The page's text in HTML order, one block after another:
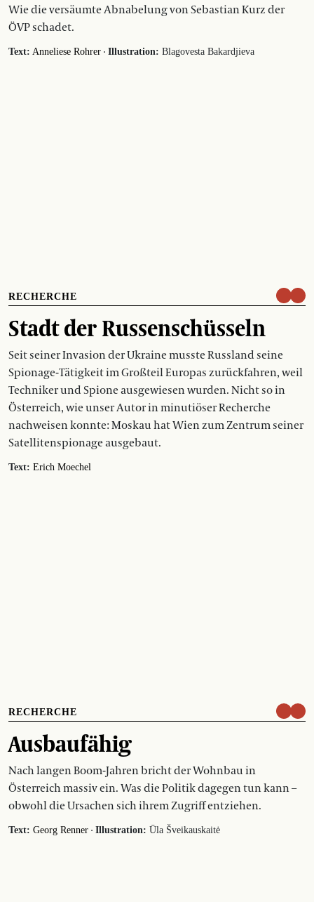
Wie die versäumte Abnabelung von Sebastian Kurz der
ÖVP schadet.
Text: Anneliese Rohrer · Illustration: Blagovesta Bakardjieva
RECHERCHE
Stadt der Russenschüsseln
Seit seiner Invasion der Ukraine musste Russland seine
Spionage-Tätigkeit im Großteil Europas zurückfahren, weil
Techniker und Spione ausgewiesen wurden. Nicht so in
Österreich, wie unser Autor in minutiöser Recherche
nachweisen konnte: Moskau hat Wien zum Zentrum seiner
Satellitenspionage ausgebaut.
Text: Erich Moechel
RECHERCHE
Ausbaufähig
Nach langen Boom-Jahren bricht der Wohnbau in
Österreich massiv ein. Was die Politik dagegen tun kann –
obwohl die Ursachen sich ihrem Zugriff entziehen.
Text: Georg Renner · Illustration: Ūla Šveikauskaitė